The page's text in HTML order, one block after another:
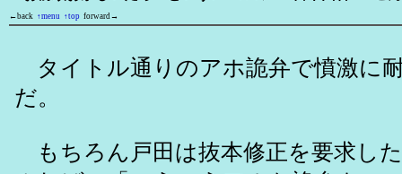
←back ↑menu ↑top forward→
タイトル通りのアホ詭弁で憤激に
だ。
もちろん戸田は抜本修正を要求し